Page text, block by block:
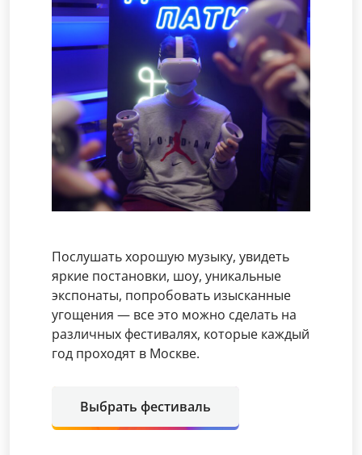
Послушать хорошую музыку, увидеть
яркие постановки, шоу, уникальные
экспонаты, попробовать изысканные
угощения — все это можно сделать на
различных фестивалях, которые каждый
год проходят в Москве.
Выбрать фестиваль